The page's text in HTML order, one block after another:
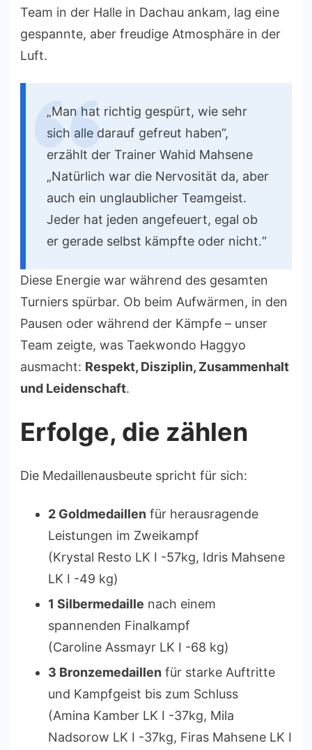
Team in der Halle in Dachau ankam, lag eine
gespannte, aber freudige Atmosphäre in der
Luft.
„Man hat richtig gespürt, wie sehr
sich alle darauf gefreut haben“,
erzählt der Trainer Wahid Mahsene
„Natürlich war die Nervosität da, aber
auch ein unglaublicher Teamgeist.
Jeder hat jeden angefeuert, egal ob
er gerade selbst kämpfte oder nicht.“
Diese Energie war während des gesamten
Turniers spürbar. Ob beim Aufwärmen, in den
Pausen oder während der Kämpfe – unser
Team zeigte, was Taekwondo Haggyo
ausmacht: Respekt, Disziplin, Zusammenhalt
und Leidenschaft.
Erfolge, die zählen
Die Medaillenausbeute spricht für sich:
2 Goldmedaillen für herausragende
Leistungen im Zweikampf
(Krystal Resto LK I -57kg, Idris Mahsene
LK I -49 kg)
1 Silbermedaille nach einem
spannenden Finalkampf
(Caroline Assmayr LK I -68 kg)
3 Bronzemedaillen für starke Auftritte
und Kampfgeist bis zum Schluss
(Amina Kamber LK I -37kg, Mila
Nadsorow LK I -37kg, Firas Mahsene LK I